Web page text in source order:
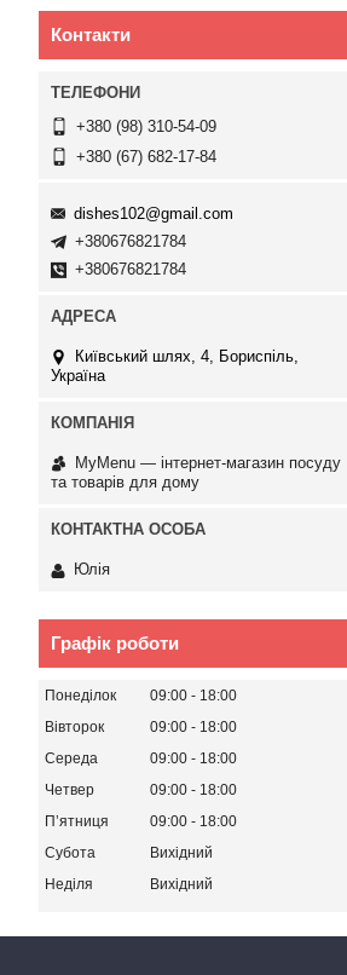
Контакти
+380 (98) 310-54-09
+380 (67) 682-17-84
dishes102@gmail.com
+380676821784
+380676821784
Київський шлях, 4, Бориспіль,
Україна
MyMenu — інтернет-магазин посуду
та товарів для дому
Юлія
Графік роботи
Понеділок 09:00
18:00
Вівторок
09:00
18:00
Середа
09:00
18:00
Четвер
09:00
18:00
Пʼятниця
09:00
18:00
Субота
Вихідний
Неділя
Вихідний